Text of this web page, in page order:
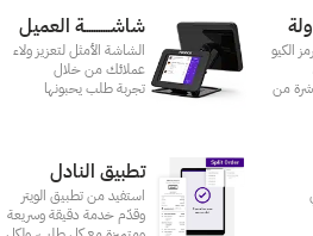
الكيو
من
شاشـــــــــــة العميل
الشاشة الأمثل لتعزيز ولاء
عملائك من خلال
تجربة طلب يحبونها
تطبيق النادل
استفيد من تطبيق الويتر
وقدّم خدمة دقيقة وسريعة